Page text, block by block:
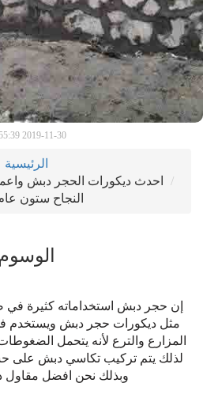
2019-11-30 14:55:39
الرئيسية
احدث ديكورات الحجر دبش
النجاح ستون عام
الوسوم
إن حجر دبش استخداماته كثيرة في
مثل ديكورات حجر دبش ويستخدم
المزارع والترع لأنه يتحمل
لذلك يتم تركيب تكاسي دبش على
وبذلك نحن افضل